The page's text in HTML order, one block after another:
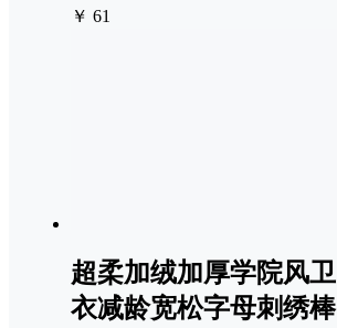
￥ 61
超柔加绒加厚学院风卫
衣减龄宽松字母刺绣棒